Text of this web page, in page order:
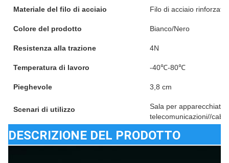
Materiale del filo di acciaio Filo di acciaio rinforzato
Colore del prodotto Bianco/Nero
Resistenza alla trazione 4N
Temperatura di lavoro -40℃-80℃
Pieghevole 3,8 cm
Scenari di utilizzo
Sala per
telecomunicazioni//
DESCRIZIONE DEL PRODOTTO